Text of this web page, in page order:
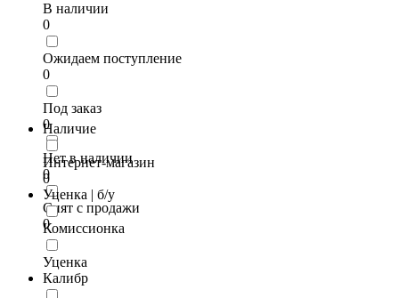
В наличии
0
Ожидаем поступление
0
Под заказ
0
Нет в наличии
0
Снят с продажи
0
Наличие
Интернет-магазин
0
Уценка | б/у
Комиссионка
Уценка
Калибр